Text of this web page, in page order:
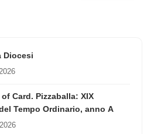
Diocesi
Card. Pizzaballa: XIX
Tempo Ordinario, anno A